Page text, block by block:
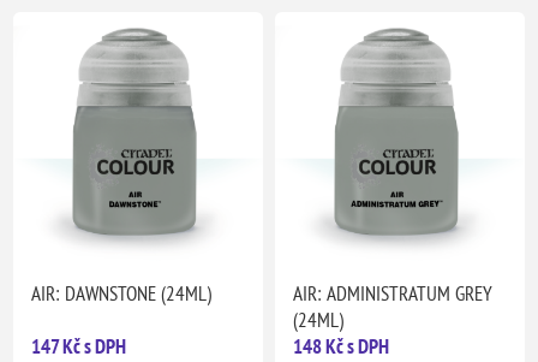
AIR: DAWNSTONE (24ML)
147 Kč s DPH
AIR: ADMINISTRATUM GREY
(24ML)
148 Kč s DPH